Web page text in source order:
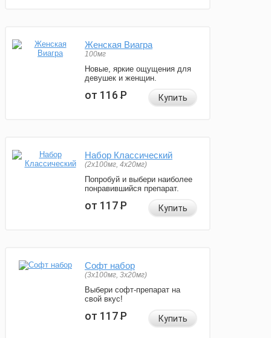
Женская Виагра
100мг
Новые, яркие ощущения для
девушек и женщин.
от 116Р Купить
Набор Классический
(2x100мг, 4x20мг)
Попробуй и выбери наиболее
понравившийся препарат.
от 117Р Купить
Софт набор
(3x100мг, 3x20мг)
Выбери софт-препарат на
свой вкус!
от 117Р Купить